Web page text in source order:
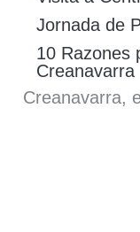
Jornada de
10 Razones
Creanavarra
Creanavarra,